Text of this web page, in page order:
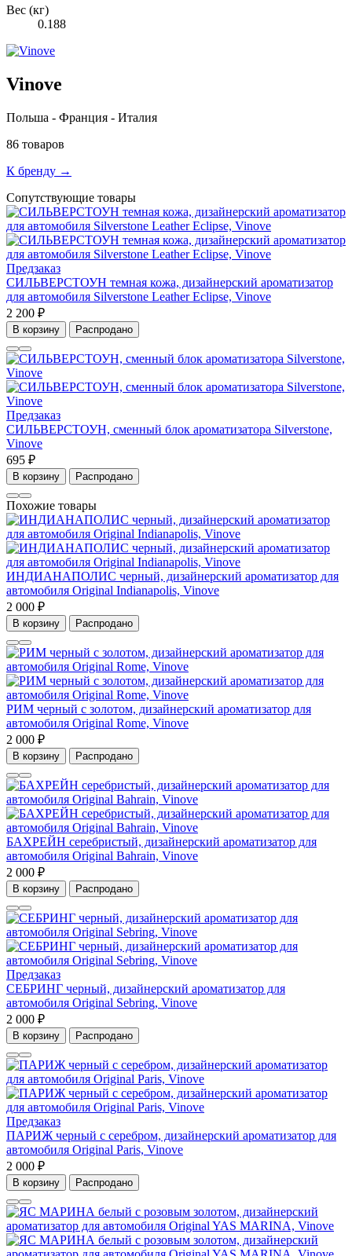
Вес (кг)
0.188
Vinove
Польша - Франция - Италия
86 товаров
К бренду →
Сопутствующие товары
Предзаказ
СИЛЬВЕРСТОУН темная кожа, дизайнерский ароматизатор
для автомобиля Silverstone Leather Eclipse, Vinove
2 200 ₽
В корзину Распродано
Предзаказ
СИЛЬВЕРСТОУН, сменный блок ароматизатора Silverstone,
Vinove
695 ₽
В корзину Распродано
Похожие товары
ИНДИАНАПОЛИС черный, дизайнерский ароматизатор для
автомобиля Original Indianapolis, Vinove
2 000 ₽
В корзину Распродано
РИМ черный с золотом, дизайнерский ароматизатор для
автомобиля Original Rome, Vinove
2 000 ₽
В корзину Распродано
БАХРЕЙН серебристый, дизайнерский ароматизатор для
автомобиля Original Bahrain, Vinove
2 000 ₽
В корзину Распродано
Предзаказ
СЕБРИНГ черный, дизайнерский ароматизатор для
автомобиля Original Sebring, Vinove
2 000 ₽
В корзину Распродано
Предзаказ
ПАРИЖ черный с серебром, дизайнерский ароматизатор для
автомобиля Original Paris, Vinove
2 000 ₽
В корзину Распродано